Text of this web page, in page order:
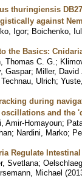
thuringiensis
against
Igor; Boichenko,
the Basics:
Thomas C. G. ;
Gaspar; Miller, David
Technau, Ulrich;
during
and the
Amir-Homayoun;
; Nardini, Marko;
Regulate
Svetlana;
Michael (